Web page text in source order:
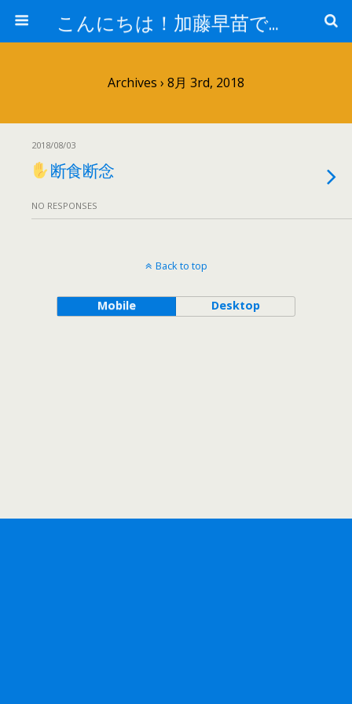
こんにちは！加藤早苗です。
Archives › 8月 3rd, 2018
2018/08/03
断食断念
NO RESPONSES
Back to top
Mobile Desktop